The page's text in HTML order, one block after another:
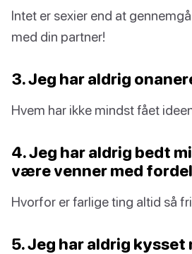
Intet er sexier end at
med din partner!
3. Jeg har aldrig
Hvem har ikke mindst fået
4. Jeg har aldrig bedt
være venner med
Hvorfor er farlige ting altid så
5. Jeg har aldrig